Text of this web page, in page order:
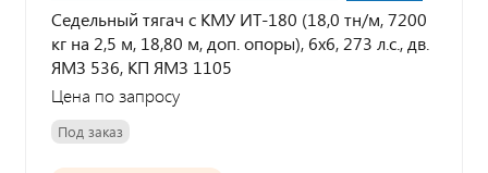
Седельный тягач с КМУ ИТ-180 (18,0 тн/м, 7200
кг на 2,5 м, 18,80 м, доп. опоры), 6х6, 273 л.с., дв.
ЯМЗ 536, КП ЯМЗ 1105
Цена по запросу
Под заказ